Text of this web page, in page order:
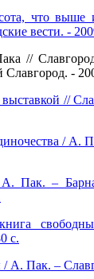
что выше
вести. -
//
Славгород. -
//
/ А.
Пак. –
с.
Пак. –